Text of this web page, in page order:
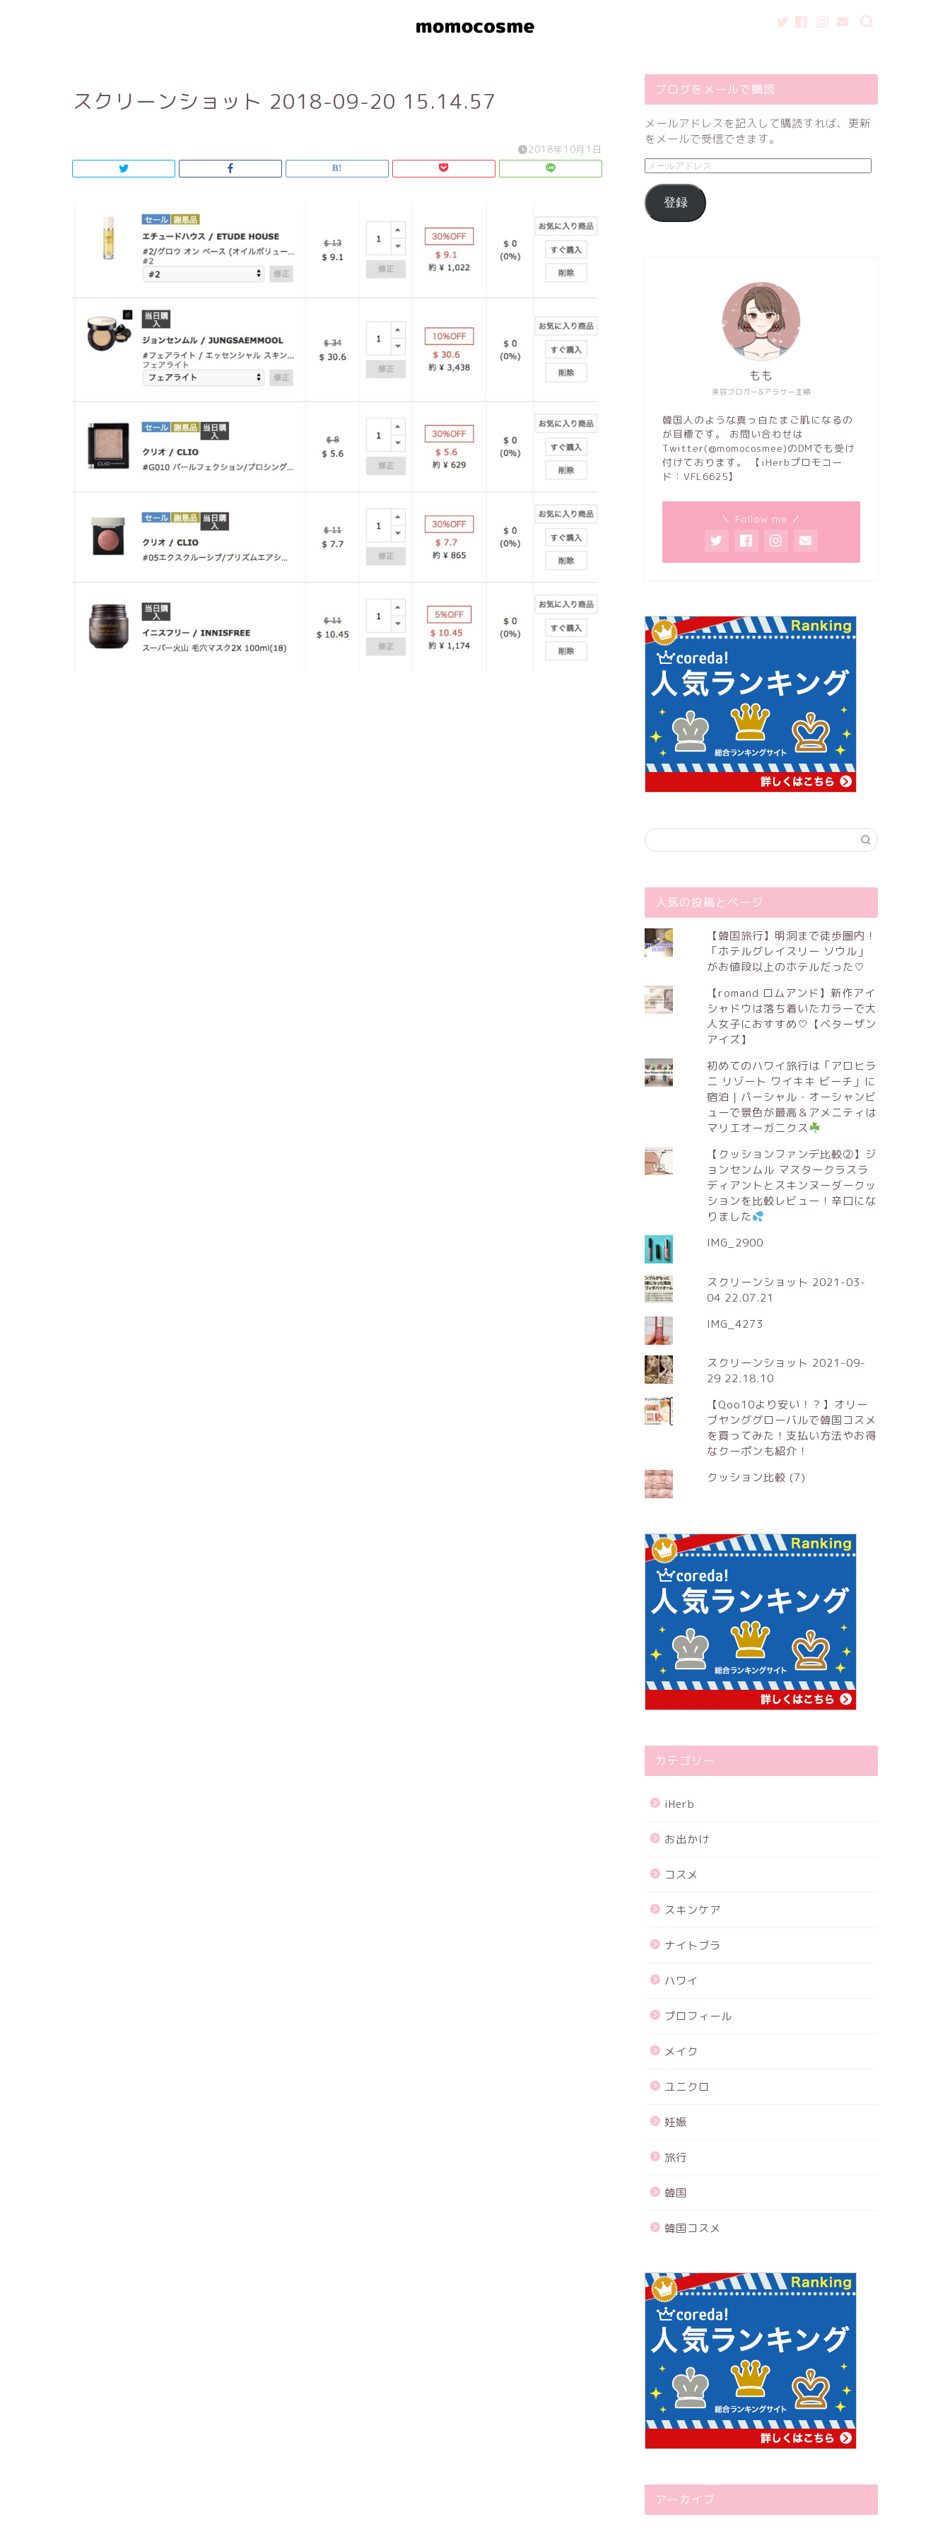
スクリーンショット 2018-09-20 15.14.57
2018年10月1日
ブログをメールで購読
メールアドレスを記入して購読すれば、更新
をメールで受信できます。
登録
美容ブロガー&アラサー主婦
もも
韓国人のような真っ白たまご肌になるの
が目標です。 お問い合わせは
Twitter(@momocosmee)のDMでも受け
付けております。 【iHerbプロモコー
ド：VFL6625】
＼ Follow me ／
人気の投稿とページ
【韓国旅行】明洞まで徒歩圏内！
「ホテルグレイスリー ソウル」
がお値段以上のホテルだった♡
【romand ロムアンド】新作アイ
シャドウは落ち着いたカラーで大
人女子におすすめ♡【ベターザン
アイズ】
初めてのハワイ旅行は「アロヒラ
ニ リゾート ワイキキ ビーチ」に
宿泊｜パーシャル・オーシャンビ
ューで景色が最高＆アメニティは
マリエオーガニクス
【クッションファンデ比較②】ジ
ョンセンムル マスタークラスラ
ディアントとスキンヌーダークッ
ションを比較レビュー！辛口にな
りました
IMG_2900
スクリーンショット 2021-03-
04 22.07.21
IMG_4273
スクリーンショット 2021-09-
29 22.18.10
【Qoo10より安い！？】オリー
ブヤンググローバルで韓国コスメ
を買ってみた！支払い方法やお得
なクーポンも紹介！
クッション比較 (7)
カテゴリー
iHerb
お出かけ
コスメ
スキンケア
ナイトブラ
ハワイ
プロフィール
メイク
ユニクロ
妊娠
旅行
韓国
韓国コスメ
アーカイブ